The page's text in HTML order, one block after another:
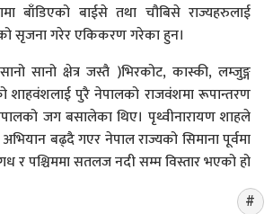
बाँडिएको बाईसे तथा चौबिसे राज्यहरुलाई
सृजना गरेर एकिकरण गरेका हुन।
सानो क्षेत्र जस्तै )भिरकोट, कास्की, लम्जुङ्ग
शाहवंशलाई पुरै नेपालको राजवंशमा रूपान्तरण
जग बसालेका थिए। पृथ्वीनारायण शाहले
बढ्दै गएर नेपाल राज्यको सिमाना पूर्वमा
र पश्चिममा सतलज नदी सम्म विस्तार भएको हो